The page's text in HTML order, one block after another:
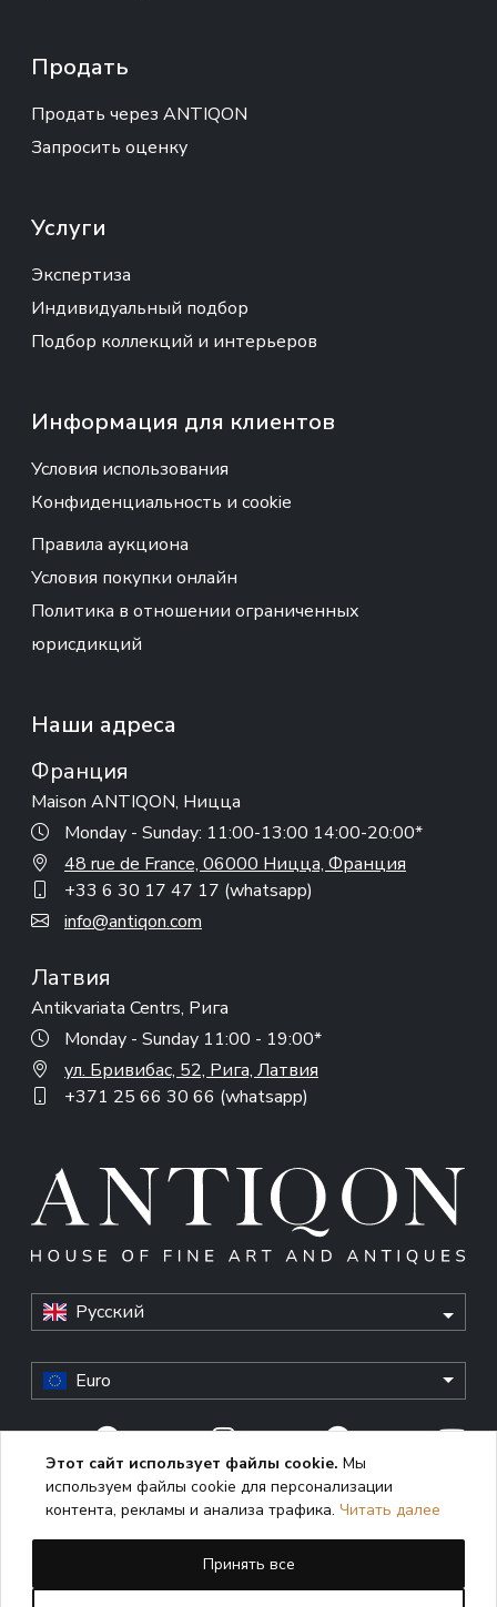
Продать
Продать через ANTIQON
Запросить оценку
Услуги
Экспертиза
Индивидуальный подбор
Подбор коллекций и интерьеров
Информация для клиентов
Условия использования
Конфиденциальность и cookie
Правила аукциона
Условия покупки онлайн
Политика в отношении ограниченных
юрисдикций
Наши адреса
Франция
Maison ANTIQON, Ницца
Monday - Sunday: 11:00-13:00 14:00-20:00*
48 rue de France, 06000 Ницца, Франция
+33 6 30 17 47 17 (whatsapp)
info@antiqon.com
Латвия
Antikvariata Centrs, Рига
Monday - Sunday 11:00 - 19:00*
ул. Бривибас, 52, Рига, Латвия
+371 25 66 30 66 (whatsapp)
Русский
Euro
© Antiqon, 2026. All rights reserved. “Antiqon” and the
Antiqon logo are registered trademarks of Antiqonart.
Unauthorized use is strictly prohibited.
This website uses cookies to enhance user experience,
analyze performance, and ensure proper functioning. By
Этот сайт использует файлы cookie. Мы
используем файлы cookie для персонализации
контента, рекламы и анализа трафика. Читать далее
Принять все